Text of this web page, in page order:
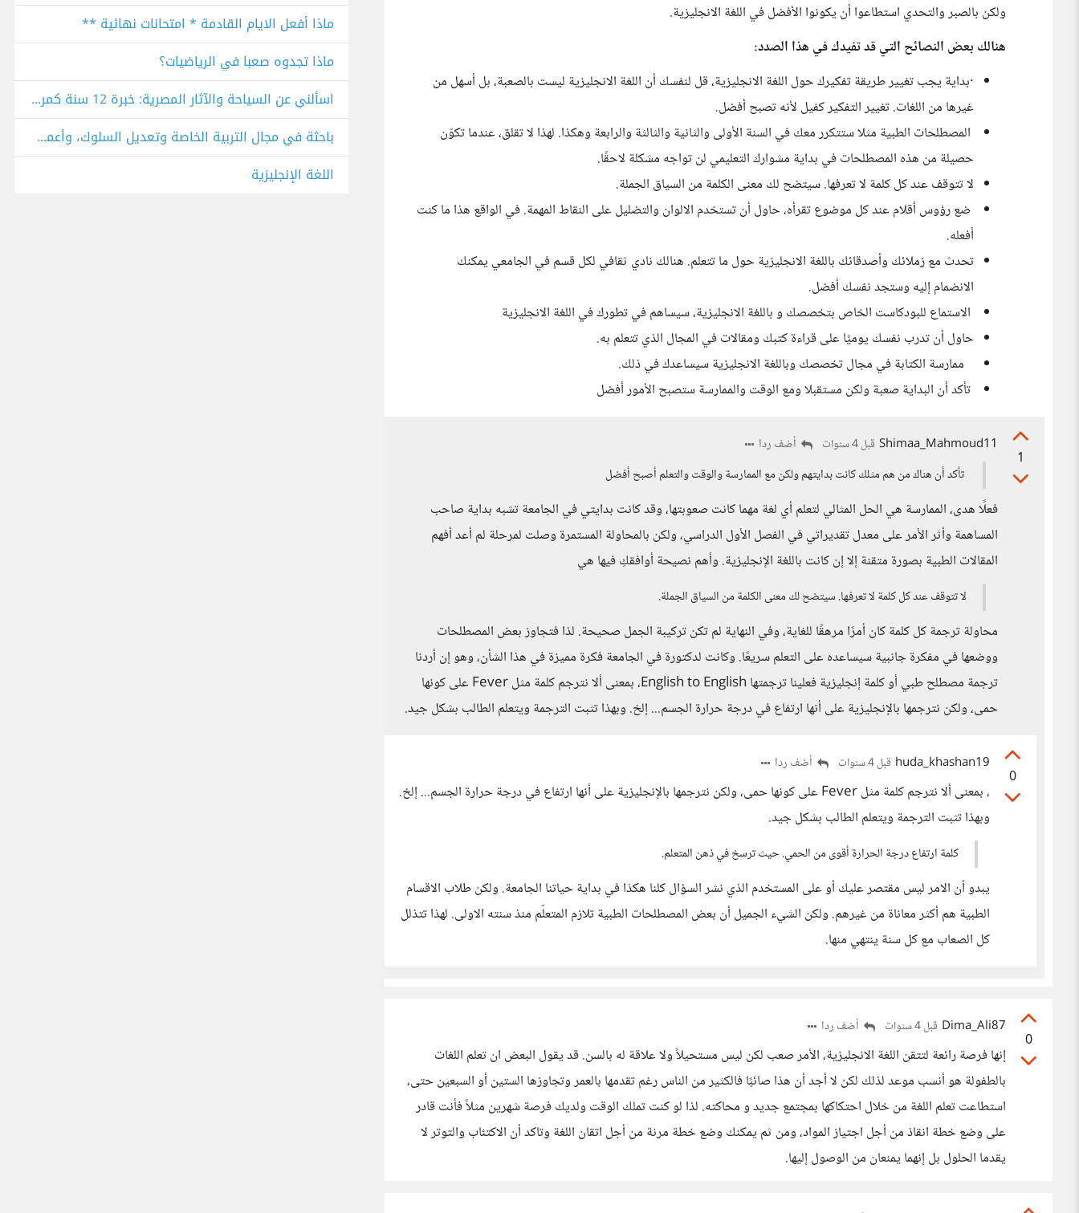
ولكن بالصبر والتحدي استطاعوا أن يكونوا الأفضل في اللغة الانجليزية.
هنالك بعض النصائح التي قد تفيدك في هذا الصدد:
·بداية يجب تغيير طريقة تفكيرك حول اللغة الانجليزية، قل لنفسك أن اللغة الانجليزية ليست بالصعبة، بل أسهل من
غيرها من اللغات. تغيير التفكير كفيل لأنه تصبح أفضل.
المصطلحات الطبية مثلا ستتكرر معك في السنة الأولى والثانية والثالثة والرابعة وهكذا. لهذا لا تقلق، عندما تكوّن
حصيلة من هذه المصطلحات في بداية مشوارك التعليمي لن تواجه مشكلة لاحقًا.
لا تتوقف عند كل كلمة لا تعرفها. سيتضح لك معنى الكلمة من السياق الجملة.
ضع رؤوس أقلام عند كل موضوع تقرأه، حاول أن تستخدم الالوان والتضليل على النقاط المهمة. في الواقع هذا ما كنت
أفعله.
تحدث مع زملائك وأصدقائك باللغة الانجليزية حول ما تتعلم. هنالك نادي ثقافي لكل قسم في الجامعي يمكنك
الانضمام إليه وستجد نفسك أفضل.
الاستماع للبودكاست الخاص بتخصصك و باللغة الانجليزية، سيساهم في تطورك في اللغة الانجليزية
حاول أن تدرب نفسك يوميًا على قراءة كتبك ومقالات في المجال الذي تتعلم به.
ممارسة الكتابة في مجال تخصصك وباللغة الانجليزية سيساعدك في ذلك.
تأكد أن البداية صعبة ولكن مستقبلا ومع الوقت والممارسة ستصبح الأمور أفضل
1
Shimaa_Mahmoud11 قبل 4 سنوات
أضف ردا
تأكد أن هناك من هم مثلك كانت بدايتهم ولكن مع الممارسة والوقت والتعلم أصبح أفضل
فعلًا هدى، الممارسة هي الحل المثالي لتعلم أي لغة مهما كانت صعوبتها، وقد كانت بدايتي في الجامعة تشبه بداية صاحب
المساهمة وأثر الأمر على معدل تقديراتي في الفصل الأول الدراسي، ولكن بالمحاولة المستمرة وصلت لمرحلة لم أعد أفهم
المقالات الطبية بصورة متقنة إلا إن كانت باللغة الإنجليزية. وأهم نصيحة أوافقكِ فيها هي
لا تتوقف عند كل كلمة لا تعرفها. سيتضح لك معنى الكلمة من السياق الجملة.
محاولة ترجمة كل كلمة كان أمرًا مرهقًا للغاية، وفي النهاية لم تكن تركيبة الجمل صحيحة. لذا فتجاوز بعض المصطلحات
ووضعها في مفكرة جانبية سيساعده على التعلم سريعًا. وكانت لدكتورة في الجامعة فكرة مميزة في هذا الشأن، وهو إن أردنا
ترجمة مصطلح طبي أو كلمة إنجليزية فعلينا ترجمتها English to English، بمعنى ألا نترجم كلمة مثل Fever على كونها
حمى، ولكن نترجمها بالإنجليزية على أنها ارتفاع في درجة حرارة الجسم... إلخ. وبهذا تثبت الترجمة ويتعلم الطالب بشكل جيد.
0
huda_khashan19 قبل 4 سنوات أضف ردا
، بمعنى ألا نترجم كلمة مثل Fever على كونها حمى، ولكن نترجمها بالإنجليزية على أنها ارتفاع في درجة حرارة الجسم... إلخ.
وبهذا تثبت الترجمة ويتعلم الطالب بشكل جيد.
كلمة ارتفاع درجة الحرارة أقوى من الحمي. حيث ترسخ في ذهن المتعلم.
يبدو أن الامر ليس مقتصر عليك أو على المستخدم الذي نشر السؤال كلنا هكذا في بداية حياتنا الجامعة. ولكن طلاب الاقسام
الطبية هم أكثر معاناة من غيرهم. ولكن الشيء الجميل أن بعض المصطلحات الطبية تلازم المتعلّم منذ سنته الاولى. لهذا تتذلل
كل الصعاب مع كل سنة ينتهي منها.
0
Dima_Ali87 قبل 4 سنوات أضف ردا
إنها فرصة رائعة لتتقن اللغة الانجليزية، الأمر صعب لكن ليس مستحيلاً ولا علاقة له بالسن. قد يقول البعض ان تعلم اللغات
بالطفولة هو أنسب موعد لذلك لكن لا أجد أن هذا صائبًا فالكثير من الناس رغم تقدمها بالعمر وتجاوزها الستين أو السبعين حتى،
استطاعت تعلم اللغة من خلال احتكاكها بمجتمع جديد و محاكته. لذا لو كنت تملك الوقت ولديك فرصة شهرين مثلاً فأنت قادر
على وضع خطة انقاذ من أجل اجتياز المواد، ومن ثم يمكنك وضع خطة مرنة من أجل اتقان اللغة وتاكد أن الاكتئاب والتوتر لا
يقدما الحلول بل إنهما يمنعان من الوصول إليها.
ماذا أفعل الايام القادمة * امتحانات نهائية **
ماذا تجدوه صعبا في الرياضيات؟
اسألني عن السياحة والآثار المصرية: خبرة 12 سنة كمرشدة سياحية عربية وإنجليزية
باحثة في مجال التربية الخاصة وتعديل السلوك، وأعمل كمعلمة لغة إنجليزية
اللغة الإنجليزية